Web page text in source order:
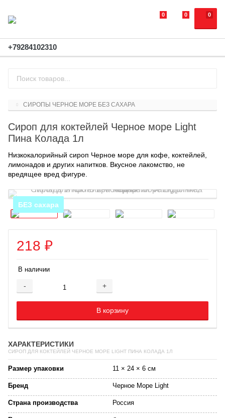
0
0 0
+79284102310
СИРОПЫ ЧЕРНОЕ МОРЕ БЕЗ САХАРА
Сироп для коктейлей Черное море Light
Пина Колада 1л
Низкокалорийный сироп Черное море для кофе, коктейлей,
лимонадов и других напитков. Вкусное лакомство, не
вредящее вред фигуре.
БЕЗ сахара
218 ₽
В наличии
- +
Добавляется...
В корзину
Добавлен
ХАРАКТЕРИСТИКИ
СИРОП ДЛЯ КОКТЕЙЛЕЙ ЧЕРНОЕ МОРЕ LIGHT ПИНА КОЛАДА 1Л
Размер упаковки 11 × 24 × 6 см
Бренд Черное Море Light
Страна производства Россия